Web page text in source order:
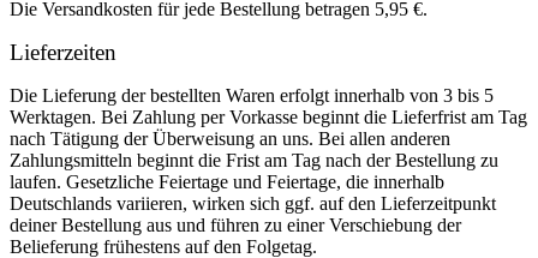
Die Versandkosten für jede Bestellung betragen 5,95 €.
Lieferzeiten
Die Lieferung der bestellten Waren erfolgt innerhalb von 3 bis 5
Werktagen. Bei Zahlung per Vorkasse beginnt die Lieferfrist am Tag
nach Tätigung der Überweisung an uns. Bei allen anderen
Zahlungsmitteln beginnt die Frist am Tag nach der Bestellung zu
laufen. Gesetzliche Feiertage und Feiertage, die innerhalb
Deutschlands variieren, wirken sich ggf. auf den Lieferzeitpunkt
deiner Bestellung aus und führen zu einer Verschiebung der
Belieferung frühestens auf den Folgetag.